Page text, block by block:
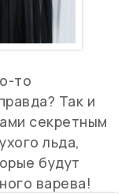
то
Так и
секретным
льда,
будут
варева!